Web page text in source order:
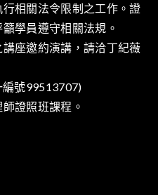
相關法令限制之工作。證
學員遵守相關法規。
座邀約演講，請洽丁紀薇
號99513707)
證照班課程。